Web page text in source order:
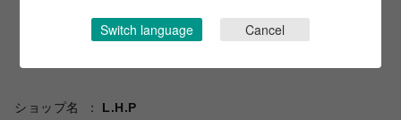
ショップ名
L.H.P
Switch language Cancel